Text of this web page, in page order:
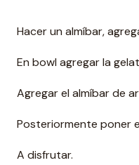
Hacer un almíbar,
En bowl agregar la
Agregar el almíbar de
Posteriormente poner
A disfrutar.